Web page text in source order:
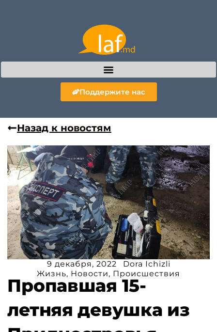
Поддержите нас
Назад к новостям
9 декабря, 2022
Dora Ichizli
Жизнь, Новости, Происшествия
Пропавшая 15-
летняя девушка из